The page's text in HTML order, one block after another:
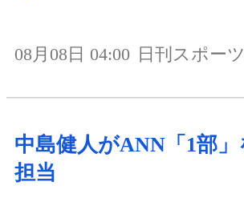
08月08日 04:00 日刊スポーツ
中島健人がANN「1部」
担当